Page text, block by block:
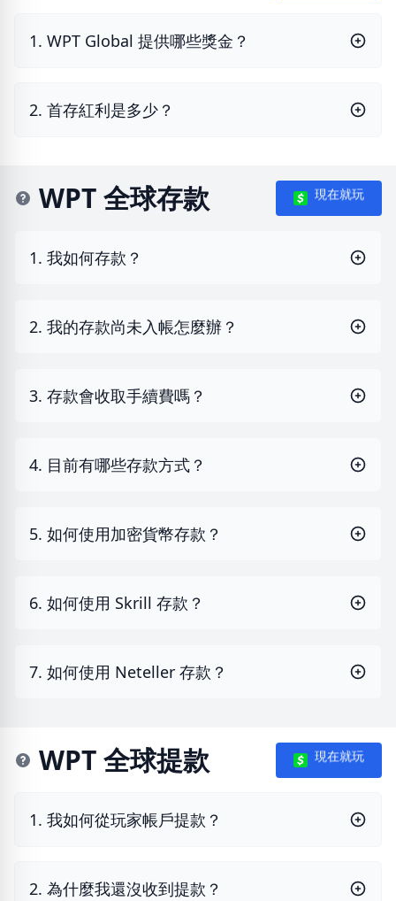
1. WPT Global 提供哪些獎金？
2. 首存紅利是多少？
WPT 全球存款 現在就玩
1. 我如何存款？
2. 我的存款尚未入帳怎麼辦？
3. 存款會收取手續費嗎？
4. 目前有哪些存款方式？
5. 如何使用加密貨幣存款？
6. 如何使用 Skrill 存款？
7. 如何使用 Neteller 存款？
WPT 全球提款 現在就玩
1. 我如何從玩家帳戶提款？
2. 為什麼我還沒收到提款？